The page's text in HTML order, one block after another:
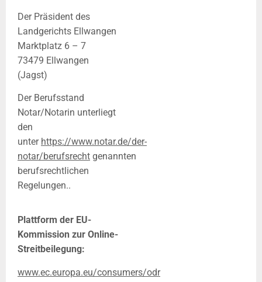
Der Präsident des
Landgerichts Ellwangen
Marktplatz 6 – 7
73479 Ellwangen
(Jagst)
Der Berufsstand
Notar/Notarin unterliegt
den
unter https://www.notar.de/der-
notar/berufsrecht genannten
berufsrechtlichen
Regelungen..
Plattform der EU-
Kommission zur Online-
Streitbeilegung:
www.ec.europa.eu/consumers/odr